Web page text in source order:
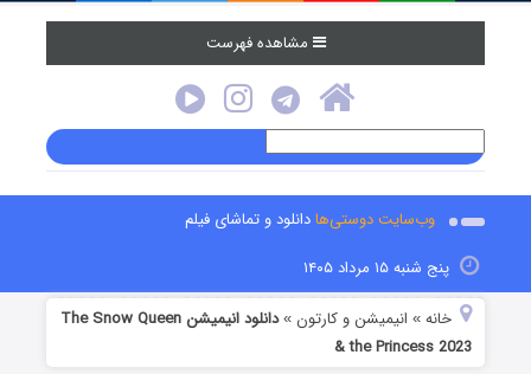
مشاهده فهرست
وب‌سایت دوستی‌هادانلود و تماشای فیلم
پنج شنبه ۱۵ مرداد ۱۴۰۵
خانه » انیمیشن و کارتون »
دانلود انیمیشن The Snow Queen
& the Princess 2023